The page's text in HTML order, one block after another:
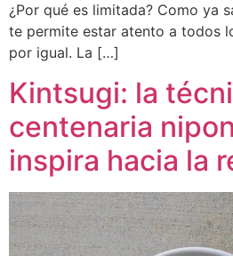
¿Por qué es limitada? Como ya
te permite estar atento a todos
por igual. La […]
Kintsugi: la
centenaria
inspira hacia la